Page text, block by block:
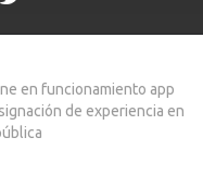
en funcionamiento app
de experiencia en